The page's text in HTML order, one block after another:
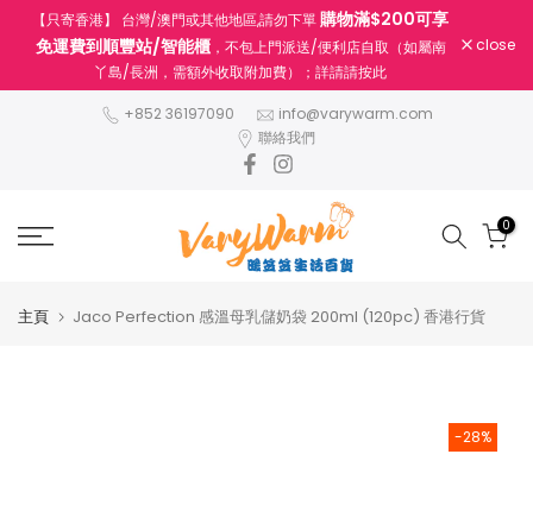
【只寄香港】 台灣/澳門或其他地區,請勿下單購物滿$200可享
免運費到順豐站/智能櫃，不包上門派送/便利店自取（如屬南
丫島/長洲，需額外收取附加費）；詳請請按此
close
+852 36197090
info@varywarm.com
聯絡我們
0
主頁 Jaco Perfection 感溫母乳儲奶袋 200ml (120pc) 香港行貨
-28%